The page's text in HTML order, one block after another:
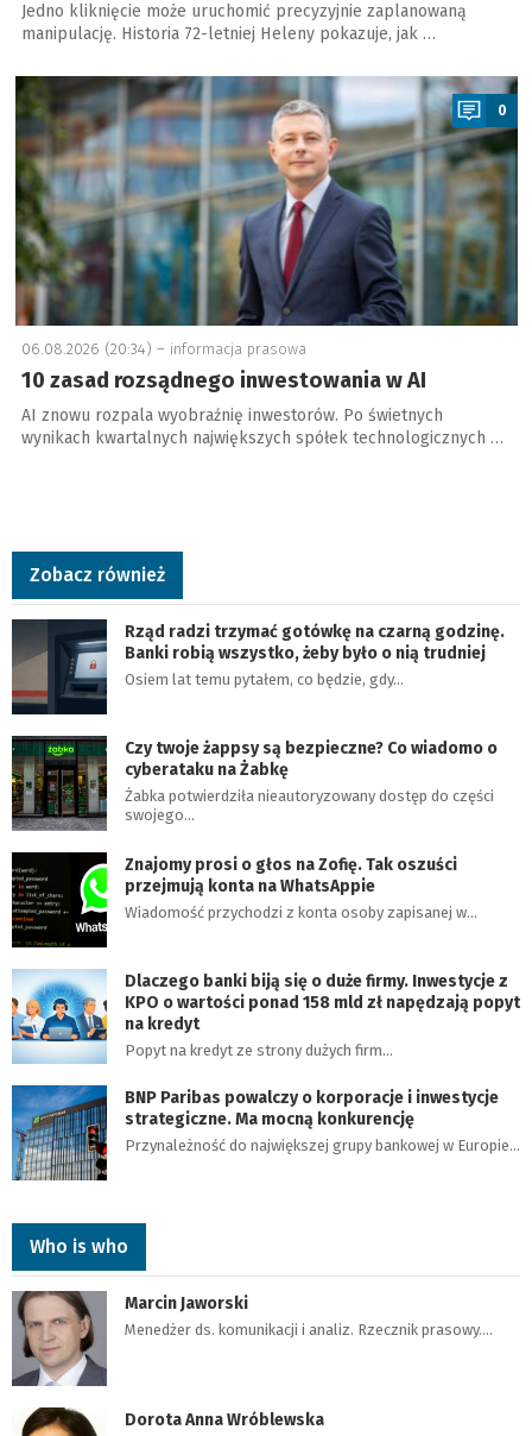
Jedno kliknięcie może uruchomić precyzyjnie zaplanowaną
manipulację. Historia 72-letniej Heleny pokazuje, jak …
a
0
06.08.2026 (20:34) – informacja prasowa
10 zasad rozsądnego inwestowania w AI
AI znowu rozpala wyobraźnię inwestorów. Po świetnych
wynikach kwartalnych największych spółek technologicznych …
Zobacz również
Rząd radzi trzymać gotówkę na czarną godzinę.
Banki robią wszystko, żeby było o nią trudniej
Osiem lat temu pytałem, co będzie, gdy…
Czy twoje żappsy są bezpieczne? Co wiadomo o
cyberataku na Żabkę
Żabka potwierdziła nieautoryzowany dostęp do części
swojego…
Znajomy prosi o głos na Zofię. Tak oszuści
przejmują konta na WhatsAppie
Wiadomość przychodzi z konta osoby zapisanej w…
Dlaczego banki biją się o duże firmy. Inwestycje z
KPO o wartości ponad 158 mld zł napędzają popyt
na kredyt
Popyt na kredyt ze strony dużych firm…
BNP Paribas powalczy o korporacje i inwestycje
strategiczne. Ma mocną konkurencję
Przynależność do największej grupy bankowej w Europie…
Who is who
Marcin Jaworski
Menedżer ds. komunikacji i analiz. Rzecznik prasowy.…
Dorota Anna Wróblewska